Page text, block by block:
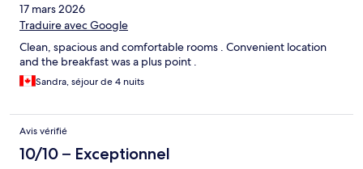
17 mars 2026
Traduire avec Google
Clean, spacious and comfortable rooms . Convenient location
and the breakfast was a plus point .
Sandra, séjour de 4 nuits
Avis vérifié
10/10 – Exceptionnel